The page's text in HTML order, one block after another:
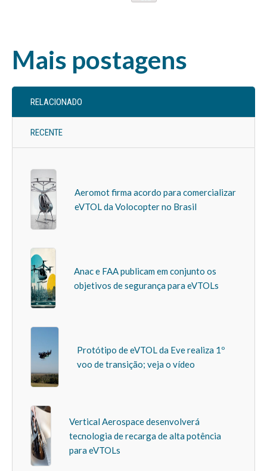
Mais postagens
RELACIONADO
RECENTE
Aeromot firma acordo para comercializar
eVTOL da Volocopter no Brasil
Anac e FAA publicam em conjunto os
objetivos de segurança para eVTOLs
Protótipo de eVTOL da Eve realiza 1º
voo de transição; veja o vídeo
Vertical Aerospace desenvolverá
tecnologia de recarga de alta potência
para eVTOLs